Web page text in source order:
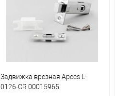
Задвижка врезная Apecs L-
0126-CR 00015965